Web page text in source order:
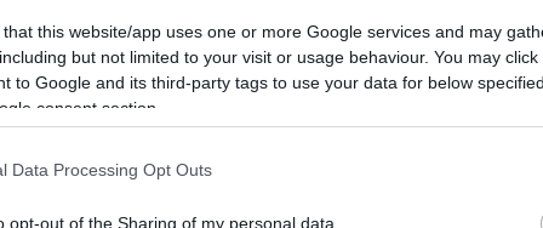
that this website/app uses one or more Google services and may
but not limited to your visit or usage behaviour. You may
to Google and its third-party tags to use your data for below
consent section.
Data Processing Opt Outs
opt-out of the Sharing of my personal data.
Lohan egy 2011-es bírósági ítélet nyomán a
baleset idején már próbaidejét töltötte,
mivel ellopott egy nyakláncot. A hatóság
félrevezetése miatt most akár börtönbe is
kerülhetett volna. A védelemnek azonban
így a színésznő megúszta a
a próbaidejét, 180 napos elzárás vár
figyelmeztette Lohant, hogy kerülje az